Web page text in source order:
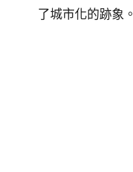
了城市化的跡象。